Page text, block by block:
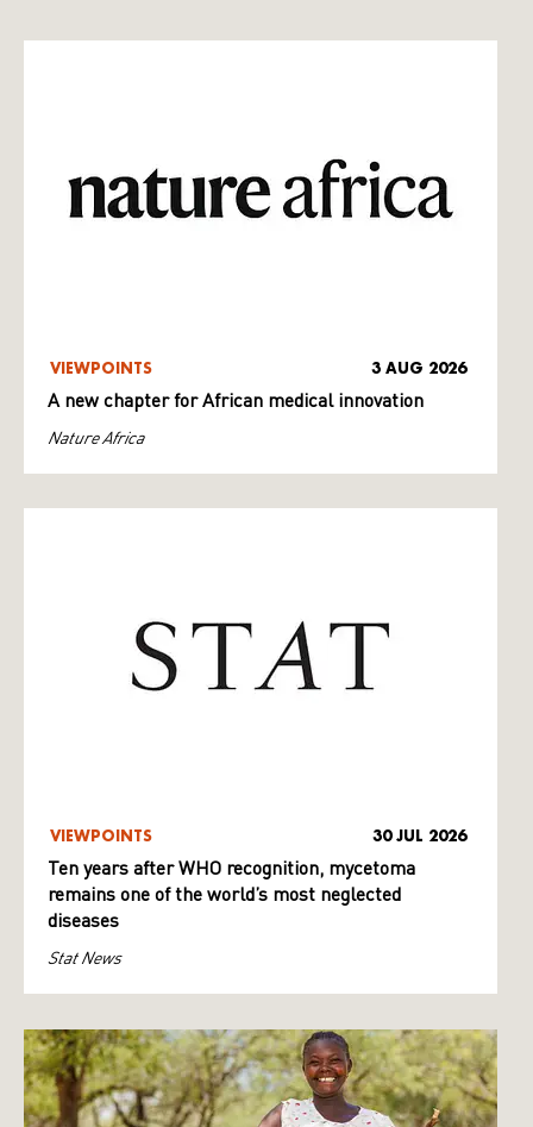
VIEWPOINTS 3 AUG 2026
A new chapter for African medical innovation
Nature Africa
VIEWPOINTS 30 JUL 2026
Ten years after WHO recognition, mycetoma
remains one of the world’s most neglected
diseases
Stat News